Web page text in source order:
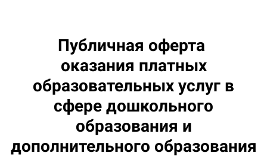
Публичная оферта
оказания платных
образовательных услуг в
сфере дошкольного
образования и
дополнительного образования